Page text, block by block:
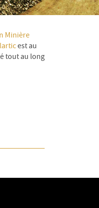
Minière
est au
tout au long